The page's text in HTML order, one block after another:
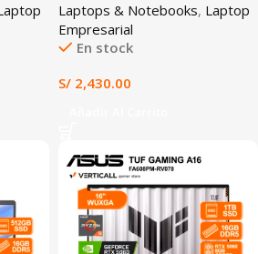
WIN
SSD INTEL UHD GRAPHICS
15.3″ WUXGA 60HZ TECLADO
ESPAÑOL WINDOWS 11
Laptops & Notebooks, Laptop
Empresarial
En stock
S/ 2,430.00